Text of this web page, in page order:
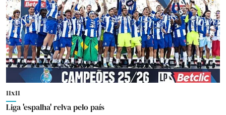
11x11
Liga 'espalha' relva pelo país